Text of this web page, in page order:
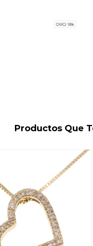
Productos Que